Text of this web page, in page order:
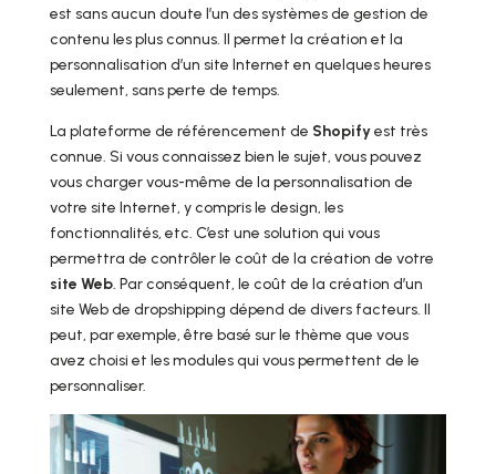
est sans aucun doute l’un des systèmes de gestion de
contenu les plus connus. Il permet la création et la
personnalisation d’un site Internet en quelques heures
seulement, sans perte de temps.
La plateforme de référencement de Shopifyest très
connue. Si vous connaissez bien le sujet, vous pouvez
vous charger vous-même de la personnalisation de
votre site Internet, y compris le design, les
fonctionnalités, etc. C’est une solution qui vous
permettra de contrôler le coût de la création de votre
site Web. Par conséquent, le coût de la création d’un
site Web de dropshipping dépend de divers facteurs. Il
peut, par exemple, être basé sur le thème que vous
avez choisi et les modules qui vous permettent de le
personnaliser.